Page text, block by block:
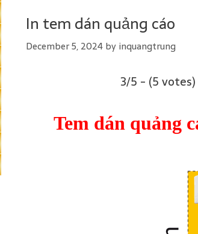
In tem dán quảng cáo
December 5, 2024 by inquangtrung
3/5 - (5 votes)
Tem dán quảng